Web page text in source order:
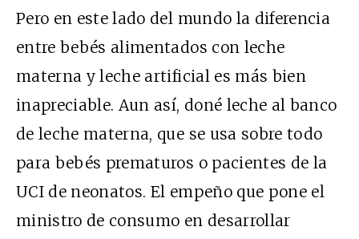
Pero en este lado del mundo la diferencia
entre bebés alimentados con leche
materna y leche artificial es más bien
inapreciable. Aun así, doné leche al banco
de leche materna, que se usa sobre todo
para bebés prematuros o pacientes de la
UCI de neonatos. El empeño que pone el
ministro de consumo en desarrollar